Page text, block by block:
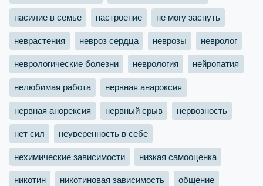
насилие в семье настроение не могу заснуть
неврастения невроз сердца неврозы невролог
неврологические болезни неврология нейропатия
нелюбимая работа нервная анароксия
нервная анорексия нервный срыв нервозность
нет сил неуверенность в себе
нехимические зависимости низкая самооценка
никотин никотиновая зависимость общение